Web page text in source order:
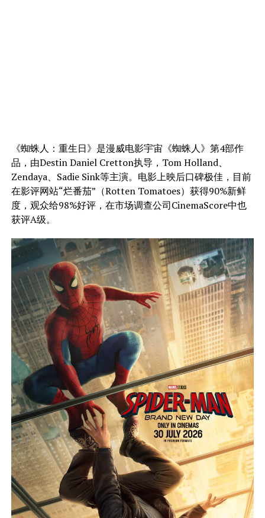
《蜘蛛人：重生日》是漫威电影宇宙《蜘蛛人》第4部作
品，由Destin Daniel Cretton执导，Tom Holland、
Zendaya、Sadie Sink等主演。电影上映后口碑极佳，目前
在影评网站“烂番茄”（Rotten Tomatoes）获得90%新鲜
度，观众给98%好评，在市场调查公司CinemaScore中也
获评A级。